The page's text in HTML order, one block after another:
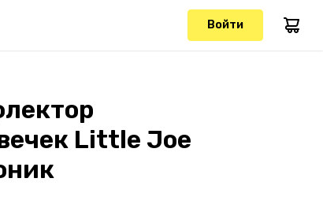
Войти
Little Joe